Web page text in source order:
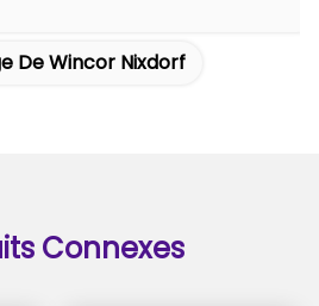
De Wincor Nixdorf
Connexes